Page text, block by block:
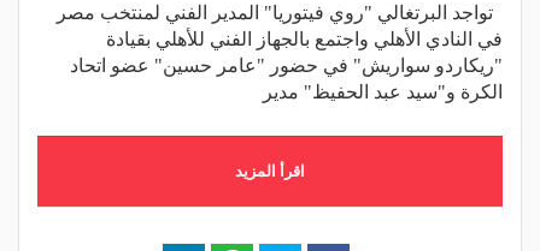
تواجد البرتغالي "روي فيتوريا" المدير الفني لمنتخب مصر
في النادي الأهلي واجتمع بالجهاز الفني للأهلي بقيادة
"ريكاردو سواريش" في حضور "عامر حسين" عضو اتحاد
الكرة و"سيد عبد الحفيظ" مدير
اقرأ المزيد